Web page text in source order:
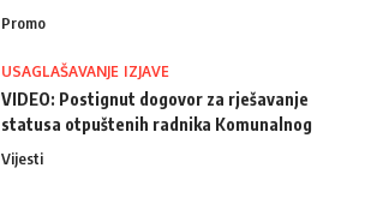
Promo
USAGLAŠAVANJE IZJAVE
VIDEO: Postignut dogovor za rješavanje
statusa otpuštenih radnika Komunalnog
Vijesti